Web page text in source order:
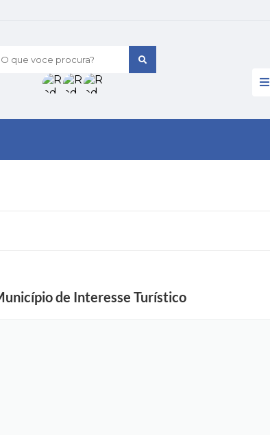
que voce procura?
de Interesse Turístico